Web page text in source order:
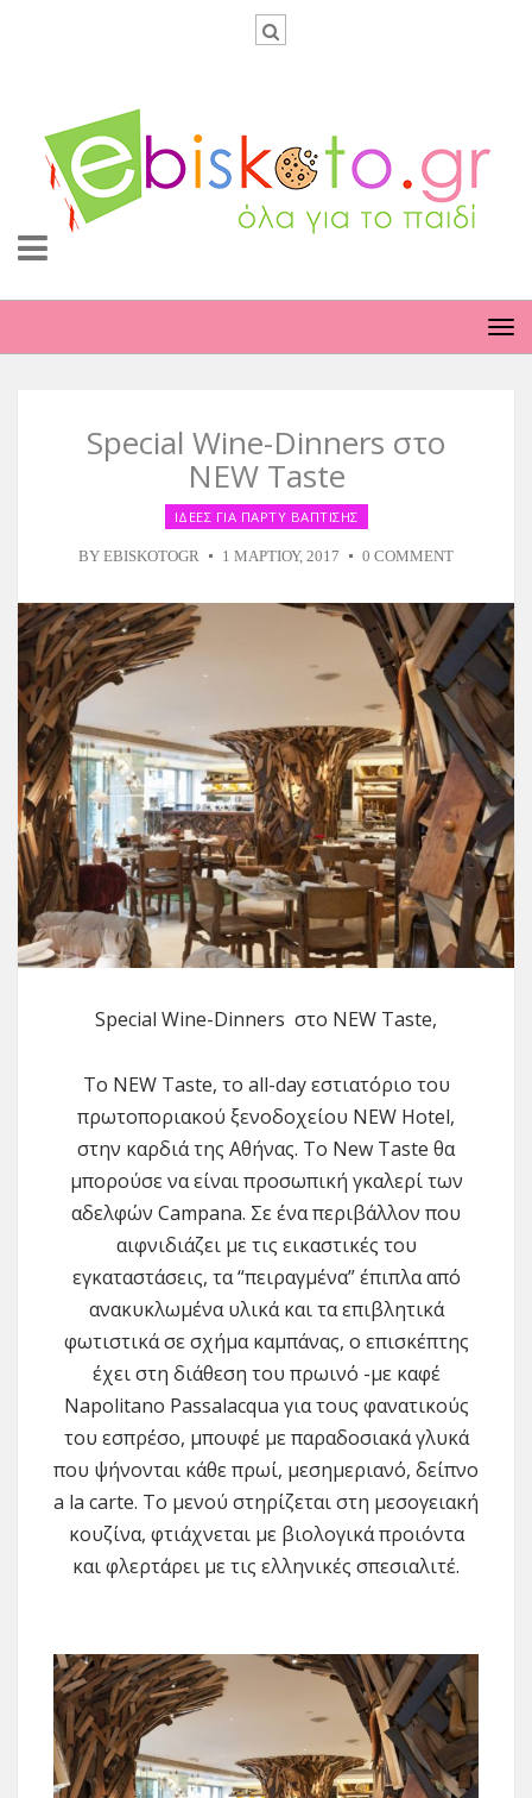
Special Wine-Dinners στο
NEW Taste
ΙΔΕΕΣ ΓΙΑ ΠΑΡΤΥ ΒΑΠΤΙΣΗΣ
BY EBISKOTOGR 1 ΜΑΡΤΊΟΥ, 2017 0 COMMENT
Special Wine-Dinners στο NEW Taste,
Το NEW Taste, το all-day εστιατόριο του
πρωτοποριακού ξενοδοχείου NEW Hotel,
στην καρδιά της Αθήνας. To New Taste θα
μπορούσε να είναι προσωπική γκαλερί των
αδελφών Campana. Σε ένα περιβάλλον που
αιφνιδιάζει με τις εικαστικές του
εγκαταστάσεις, τα “πειραγμένα” έπιπλα από
ανακυκλωμένα υλικά και τα επιβλητικά
φωτιστικά σε σχήμα καμπάνας, ο επισκέπτης
έχει στη διάθεση του πρωινό -με καφέ
Νapolitano Passalacqua για τους φανατικούς
του εσπρέσο, μπουφέ με παραδοσιακά γλυκά
που ψήνονται κάθε πρωί, μεσημεριανό, δείπνο
a la carte. Το μενού στηρίζεται στη μεσογειακή
κουζίνα, φτιάχνεται με βιολογικά προιόντα
και φλερτάρει με τις ελληνικές σπεσιαλιτέ.